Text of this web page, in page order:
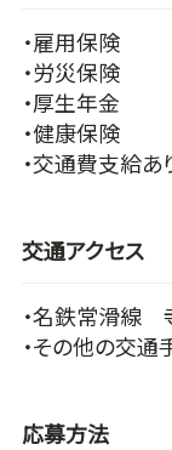
・雇用保険
・労災保険
・厚生年金
・健康保険
・交通費支給あ
交通アクセス
・名鉄常滑線
・その他の交通
応募方法